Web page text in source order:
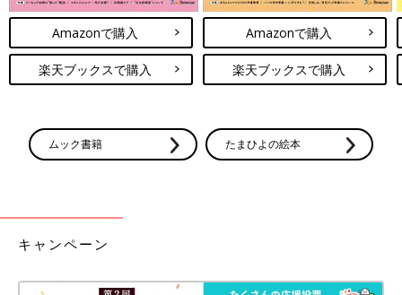
Amazonで購入
楽天ブックスで購入
Amazonで購入
楽天ブックスで購入
ムック書籍 たまひよの絵本
キャンペーン